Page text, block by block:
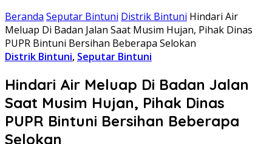
Beranda Seputar Bintuni Distrik Bintuni Hindari Air
Meluap Di Badan Jalan Saat Musim Hujan, Pihak Dinas
PUPR Bintuni Bersihan Beberapa Selokan
Distrik Bintuni, Seputar Bintuni
Hindari Air Meluap Di Badan Jalan
Saat Musim Hujan, Pihak Dinas
PUPR Bintuni Bersihan Beberapa
Selokan